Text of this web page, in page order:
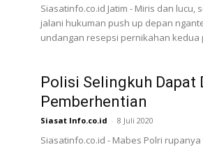
Siasatinfo.co.id Jatim - Miris dan
jalani hukuman push up depan
undangan resepsi pernikahan kedua
Polisi Selingkuh Dapat
Pemberhentian
Siasat Info.co.id - 8 Juli 2020
Siasatinfo.co.id - Mabes Polri